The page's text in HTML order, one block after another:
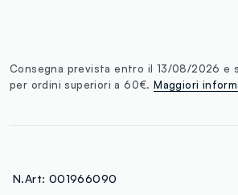
Consegna prevista entro il 13/08/2026 e
per ordini superiori a 60€.Maggiori
N.Art: 001966090